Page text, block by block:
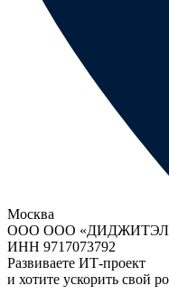
Москва
ООО ООО «ДИДЖИТЭЛ
ИНН 9717073792
Развиваете ИТ-проект
и хотите ускорить свой